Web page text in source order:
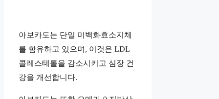
아보카도는 단일 미백화효소지체
를 함유하고 있으며, 이것은 LDL
콜레스테롤을 감소시키고 심장 건
강을 개선합니다.